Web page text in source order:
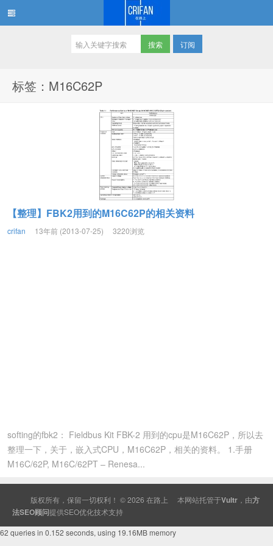
订阅
标签：M16C62P
【整理】FBK2用到的M16C62P的相关资料
crifan 13年前 (2013-07-25) 3220浏览
softing的fbk2： Fieldbus Kit FBK-2 用到的cpu是M16C62P，所以去
整理一下，关于，嵌入式CPU，M16C62P，相关的资料。 1.手册
M16C/62P, M16C/62PT – Renesa...
版权所有，保留一切权利！ © 2026 在路上 本网站托管于Vultr ，由方
法SEO顾问提供SEO优化技术支持
62 queries in 0.152 seconds, using 19.16MB memory